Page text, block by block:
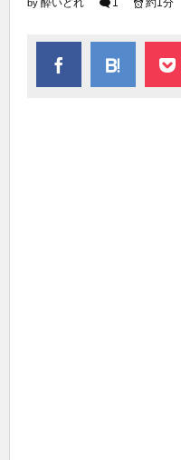
by 酔いどれ 1 約1分